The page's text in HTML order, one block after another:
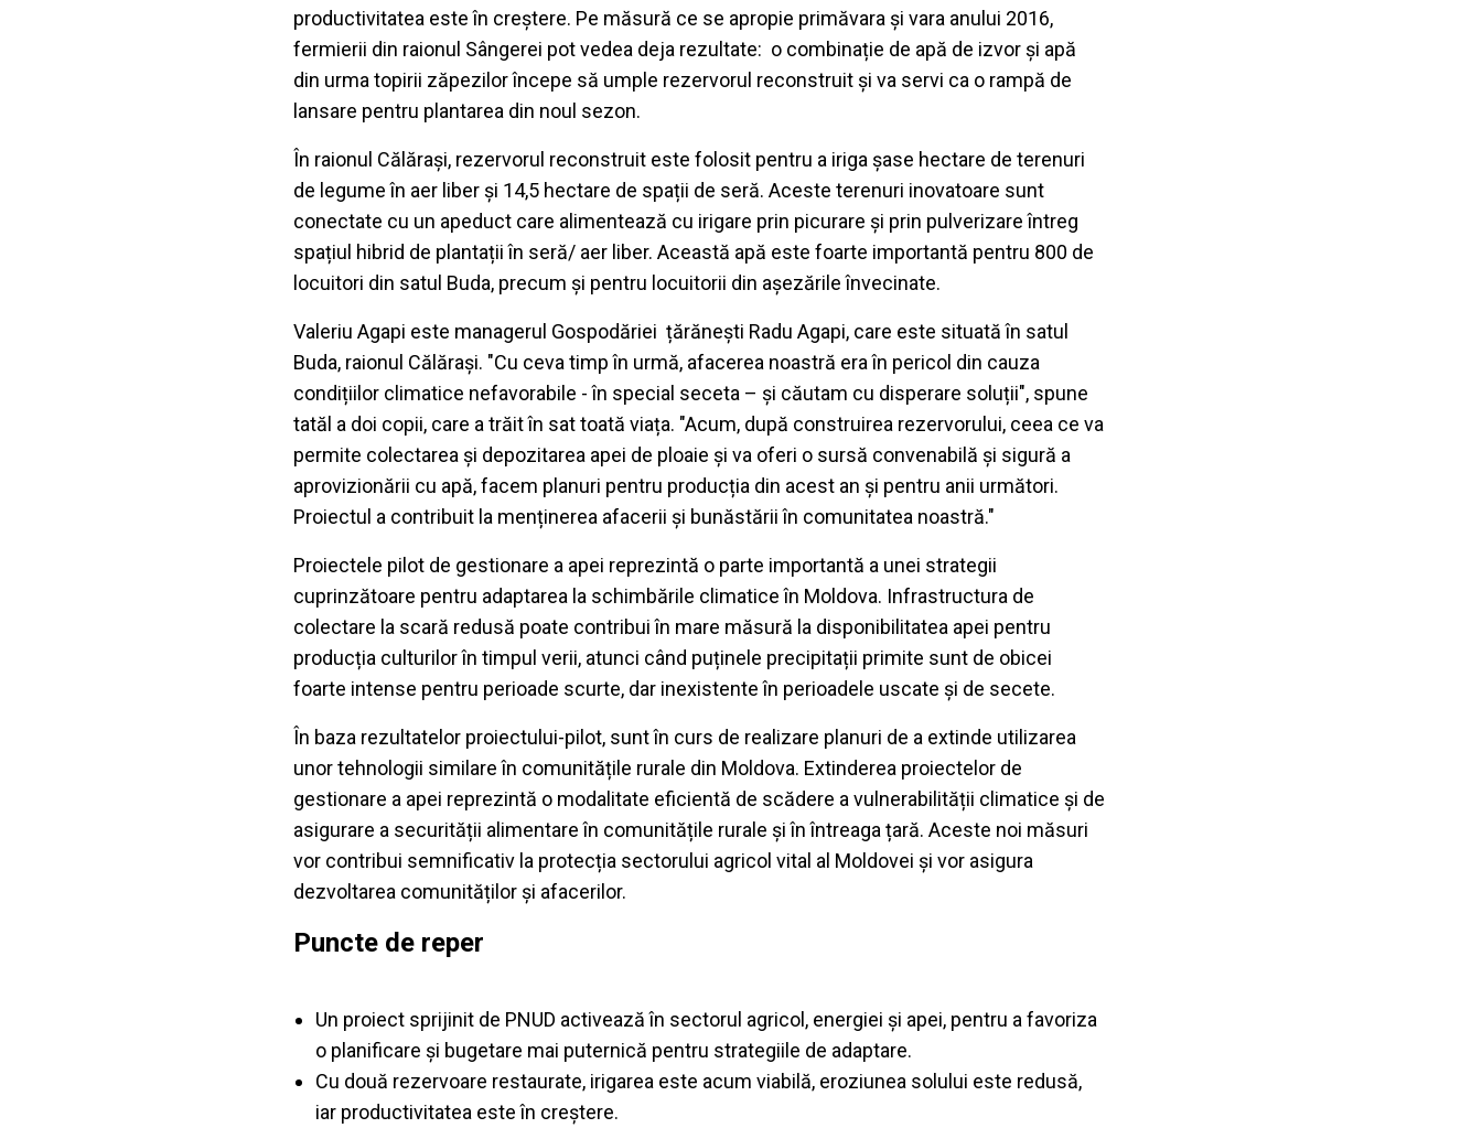
productivitatea este în creștere. Pe măsură ce se apropie primăvara și vara anului 2016,
fermierii din raionul Sângerei pot vedea deja rezultate: o combinație de apă de izvor și apă
din urma topirii zăpezilor începe să umple rezervorul reconstruit și va servi ca o rampă de
lansare pentru plantarea din noul sezon.
În raionul Călărași, rezervorul reconstruit este folosit pentru a iriga șase hectare de terenuri
de legume în aer liber și 14,5 hectare de spații de seră. Aceste terenuri inovatoare sunt
conectate cu un apeduct care alimentează cu irigare prin picurare și prin pulverizare întreg
spațiul hibrid de plantații în seră/ aer liber. Această apă este foarte importantă pentru 800 de
locuitori din satul Buda, precum și pentru locuitorii din așezările învecinate.
Valeriu Agapi este managerul Gospodăriei țărănești Radu Agapi, care este situată în satul
Buda, raionul Călărași. "Cu ceva timp în urmă, afacerea noastră era în pericol din cauza
condițiilor climatice nefavorabile - în special seceta – şi căutam cu disperare soluții", spune
tatăl a doi copii, care a trăit în sat toată viața. "Acum, după construirea rezervorului, ceea ce va
permite colectarea și depozitarea apei de ploaie și va oferi o sursă convenabilă și sigură a
aprovizionării cu apă, facem planuri pentru producția din acest an și pentru anii următori.
Proiectul a contribuit la menținerea afacerii și bunăstării în comunitatea noastră."
Proiectele pilot de gestionare a apei reprezintă o parte importantă a unei strategii
cuprinzătoare pentru adaptarea la schimbările climatice în Moldova. Infrastructura de
colectare la scară redusă poate contribui în mare măsură la disponibilitatea apei pentru
producția culturilor în timpul verii, atunci când puținele precipitații primite sunt de obicei
foarte intense pentru perioade scurte, dar inexistente în perioadele uscate și de secete.
În baza rezultatelor proiectului-pilot, sunt în curs de realizare planuri de a extinde utilizarea
unor tehnologii similare în comunitățile rurale din Moldova. Extinderea proiectelor de
gestionare a apei reprezintă o modalitate eficientă de scădere a vulnerabilității climatice și de
asigurare a securității alimentare în comunitățile rurale și în întreaga țară. Aceste noi măsuri
vor contribui semnificativ la protecția sectorului agricol vital al Moldovei și vor asigura
dezvoltarea comunităților și afacerilor.
Puncte de reper
Un proiect sprijinit de PNUD activează în sectorul agricol, energiei și apei, pentru a favoriza
o planificare și bugetare mai puternică pentru strategiile de adaptare.
Cu două rezervoare restaurate, irigarea este acum viabilă, eroziunea solului este redusă,
iar productivitatea este în creștere.